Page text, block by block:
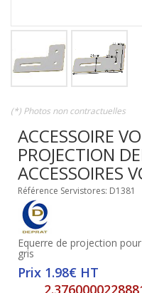
(*) Photos non contractuelles
ACCESSOIRE
PROJECTION
ACCESSOIRES
Référence Servistores: D1381
Equerre de projection
gris
Prix 1.98€ HT